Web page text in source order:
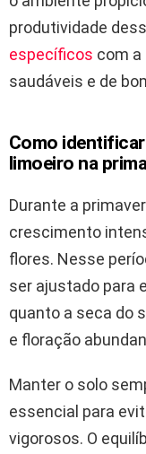
produtividade
específicos com a
saudáveis e de
Como
limoeiro na
Durante a
crescimento
flores. Nesse
ser ajustado para
quanto a seca do
e floração
Manter o solo
essencial para
vigorosos. O